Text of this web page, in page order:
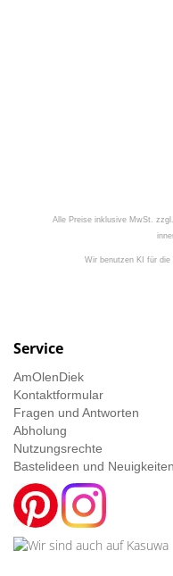
Alle Preise inklusive MwSt.
Wir benutzen KI für die
Service
AmOlenDiek
Kontaktformular
Fragen und Antworten
Abholung
Nutzungsrechte
Bastelideen und